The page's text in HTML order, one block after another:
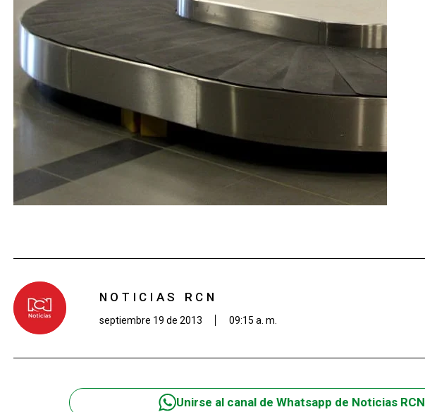
NOTICIAS RCN
septiembre 19 de 2013 09:15 a. m.
Unirse al canal de Whatsapp de Noticias RCN